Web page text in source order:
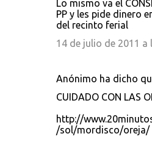
Lo mismo va el
PP y les pide dinero
del recinto ferial
14 de julio de 2011 a
Anónimo ha dicho
CUIDADO CON LAS
http://
/sol/mordisco/oreja/